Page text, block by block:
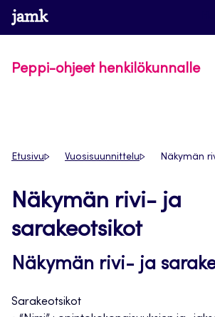
Siirry
suoraan
www.jamk.fi
Peppi-ohjeet henkilökunnalle
Etusivu Vuosisuunnittelu Näkymän
Näkymän rivi- ja
sarakeotsikot
Näkymän rivi- ja
Sarakeotsikot